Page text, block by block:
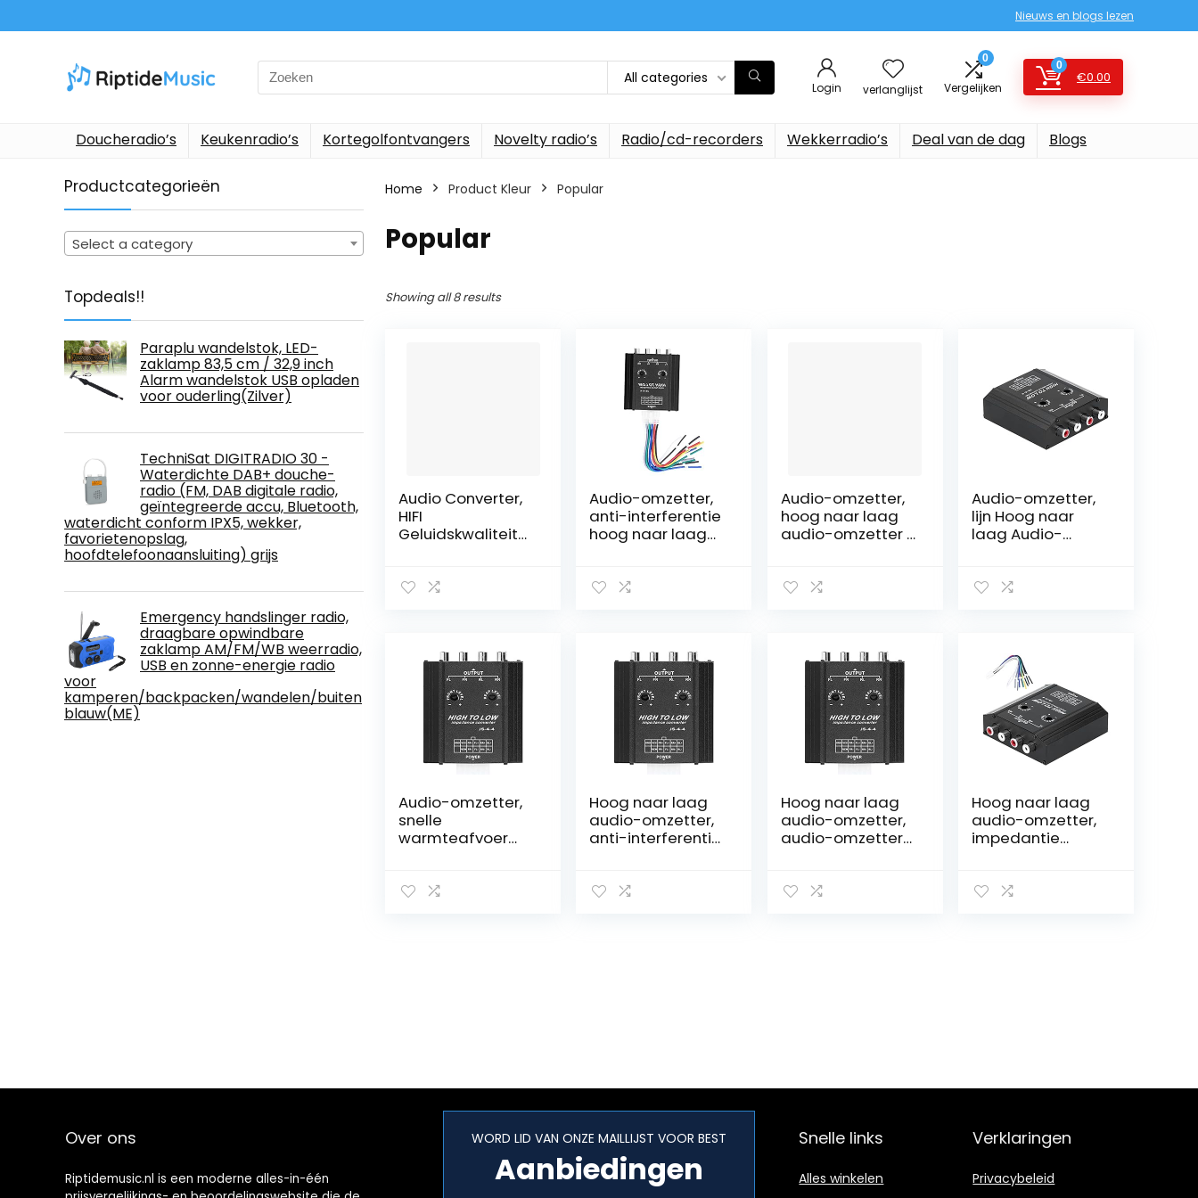
Nieuws en blogs lezen
Search
for:
All categories
Login verlanglijst
0
Vergelijken
0
€0.00
Doucheradio’s Keukenradio’s Kortegolfontvangers Novelty radio’s Radio/cd-recorders Wekkerradio’s Deal van de dag Blogs
Productcategorieën
Select a category
Topdeals!!
Paraplu wandelstok, LED-
zaklamp 83,5 cm / 32,9 inch
Alarm wandelstok USB opladen
voor ouderling(Zilver)
TechniSat DIGITRADIO 30 -
Waterdichte DAB+ douche-
radio (FM, DAB digitale radio,
geïntegreerde accu, Bluetooth,
waterdicht conform IPX5, wekker,
favorietenopslag,
hoofdtelefoonaansluiting) grijs
Emergency handslinger radio,
draagbare opwindbare
zaklamp AM/FM/WB weerradio,
USB en zonne-energie radio
voor
kamperen/backpacken/wandelen/buiten
blauw(ME)
Home Product Kleur ‎Popular
‎Popular
Showing all 8 results
Audio Converter,
HIFI
Geluidskwaliteit
met 15CM
voor Auto
Audio-omzetter,
anti-interferentie
hoog naar laag
cassettespeler
Audio-omzetter,
hoog naar laag
audio-omzetter -
auto voor
Audio-omzetter,
lijn Hoog naar
laag Audio-
voor
Audio-omzetter,
snelle
warmteafvoer
Ruisonderdrukkin
Hoog naar laag
audio-omzetter,
anti-interferentie
speciale lijn voor
Hoog naar laag
audio-omzetter,
audio-omzetter
voor dvd voor
Hoog naar laag
audio-omzetter,
impedantie
Audio-omzetter
Over ons
Riptidemusic.nl is een moderne alles-in-één
WORD LID VAN ONZE MAILLIJST VOOR BEST
Aanbiedingen
Snelle links
Alles winkelen
Verklaringen
Privacybeleid